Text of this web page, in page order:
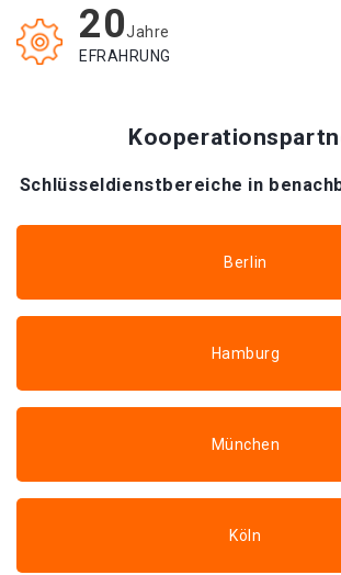
20Jahre
EFRAHRUNG
Schlüsseldienstbereiche in
Berlin
Hamburg
München
Köln